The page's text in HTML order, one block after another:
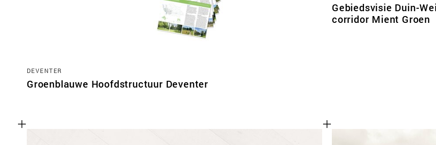
DEVENTER
Groenblauwe Hoofdstructuur Deventer
Gebiedsvisie Duin-
corridor Mient Groen